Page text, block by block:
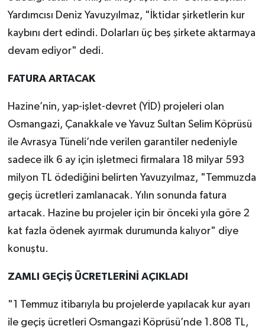
Yardımcısı Deniz Yavuzyılmaz, "İktidar şirketlerin kur
kaybını dert edindi. Dolarları üç beş şirkete aktarmaya
devam ediyor" dedi.
FATURA ARTACAK
Hazine’nin, yap-işlet-devret (YİD) projeleri olan
Osmangazi, Çanakkale ve Yavuz Sultan Selim Köprüsü
ile Avrasya Tüneli’nde verilen garantiler nedeniyle
sadece ilk 6 ay için işletmeci firmalara 18 milyar 593
milyon TL ödediğini belirten Yavuzyılmaz, "Temmuzda
geçiş ücretleri zamlanacak. Yılın sonunda fatura
artacak. Hazine bu projeler için bir önceki yıla göre 2
kat fazla ödenek ayırmak durumunda kalıyor" diye
konuştu.
ZAMLI GEÇİŞ ÜCRETLERİNİ AÇIKLADI
"1 Temmuz itibarıyla bu projelerde yapılacak kur ayarı
ile geçiş ücretleri Osmangazi Köprüsü’nde 1.808 TL,